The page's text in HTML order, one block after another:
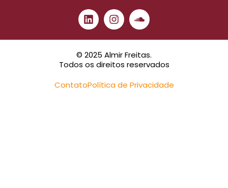
© 2025 Almir Freitas.
Todos os direitos reservados
ContatoPolítica de Privacidade